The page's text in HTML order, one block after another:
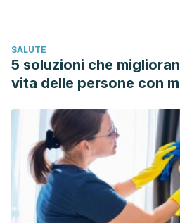
10.3305/nh.2015.32.6.10071.
Dickson, J.M.; Moberly, N.J.;
C.D. Self-Regulatory Goal
Sustained New Year Resolution
Wellbeing. Int. J. Environ. Res.
https://doi.org/10.3390/
It’s January 7: Are You Sticking
Resolution?. (January 7, 2013).
University of Pennsylvania.
SALUTE
5 soluzioni che
vita delle persone con